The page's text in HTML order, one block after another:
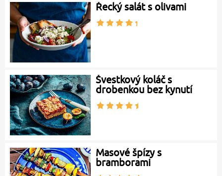
Řecký salát s olivami
Švestkový koláč s
drobenkou bez kynutí
Masové špízy s
bramborami